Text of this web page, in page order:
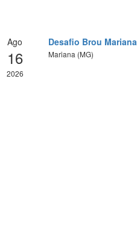
Ago
16
2026
Desafio Brou
Mariana (MG)